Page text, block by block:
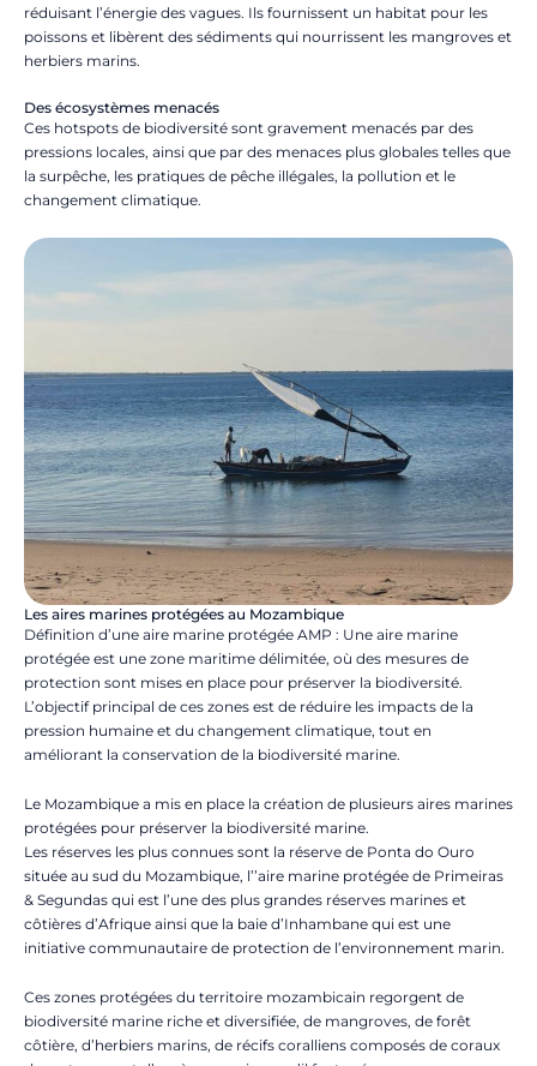
réduisant l’énergie des vagues. Ils fournissent un habitat pour les
poissons et libèrent des sédiments qui nourrissent les mangroves et
herbiers marins.
Des écosystèmes menacés
Ces hotspots de biodiversité sont gravement menacés par des
pressions locales, ainsi que par des menaces plus globales telles que
la surpêche, les pratiques de pêche illégales, la pollution et le
changement climatique.
Les aires marines protégées au Mozambique
Définition d’une aire marine protégée AMP : Une aire marine
protégée est une zone maritime délimitée, où des mesures de
protection sont mises en place pour préserver la biodiversité.
L’objectif principal de ces zones est de réduire les impacts de la
pression humaine et du changement climatique, tout en
améliorant la conservation de la biodiversité marine.
Le Mozambique a mis en place la création de plusieurs aires marines
protégées pour préserver la biodiversité marine.
Les réserves les plus connues sont la réserve de Ponta do Ouro
située au sud du Mozambique, l’’aire marine protégée de Primeiras
& Segundas qui est l’une des plus grandes réserves marines et
côtières d’Afrique ainsi que la baie d’Inhambane qui est une
initiative communautaire de protection de l’environnement marin.
Ces zones protégées du territoire mozambicain regorgent de
biodiversité marine riche et diversifiée, de mangroves, de forêt
côtière, d’herbiers marins, de récifs coralliens composés de coraux